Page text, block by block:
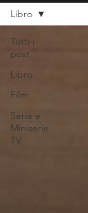
Tutti i
post
Libro
Film
Serie e
Miniserie
TV
Libro